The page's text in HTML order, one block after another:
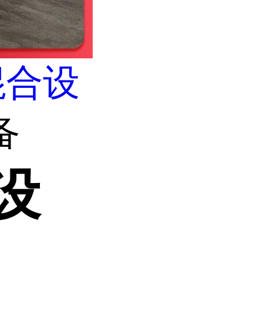
设